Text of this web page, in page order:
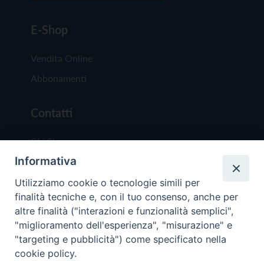
E-Shop
Vendita Online
Abbonamenti
Contatti
Chi Siamo
Redazione
Scrivici
Copyright © 2019 - Tutti i diritti riservati - Vita
Informativa
Utilizziamo cookie o tecnologie simili per
finalità tecniche e, con il tuo consenso, anche per
altre finalità ("interazioni e funzionalità semplici",
"miglioramento dell'esperienza", "misurazione" e
"targeting e pubblicità") come specificato nella
cookie policy.